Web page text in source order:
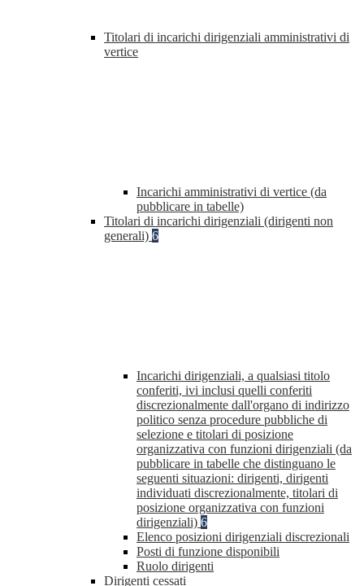
Titolari di incarichi dirigenziali amministrativi di
vertice
Incarichi amministrativi di vertice (da
pubblicare in tabelle)
Titolari di incarichi dirigenziali (dirigenti non
generali) 6
Incarichi dirigenziali, a qualsiasi titolo
conferiti, ivi inclusi quelli conferiti
discrezionalmente dall'organo di indirizzo
politico senza procedure pubbliche di
selezione e titolari di posizione
organizzativa con funzioni dirigenziali (da
pubblicare in tabelle che distinguano le
seguenti situazioni: dirigenti, dirigenti
individuati discrezionalmente, titolari di
posizione organizzativa con funzioni
dirigenziali) 6
Elenco posizioni dirigenziali discrezionali
Posti di funzione disponibili
Ruolo dirigenti
Dirigenti cessati